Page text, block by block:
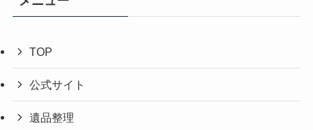
TOP
公式サイト
遺品整理